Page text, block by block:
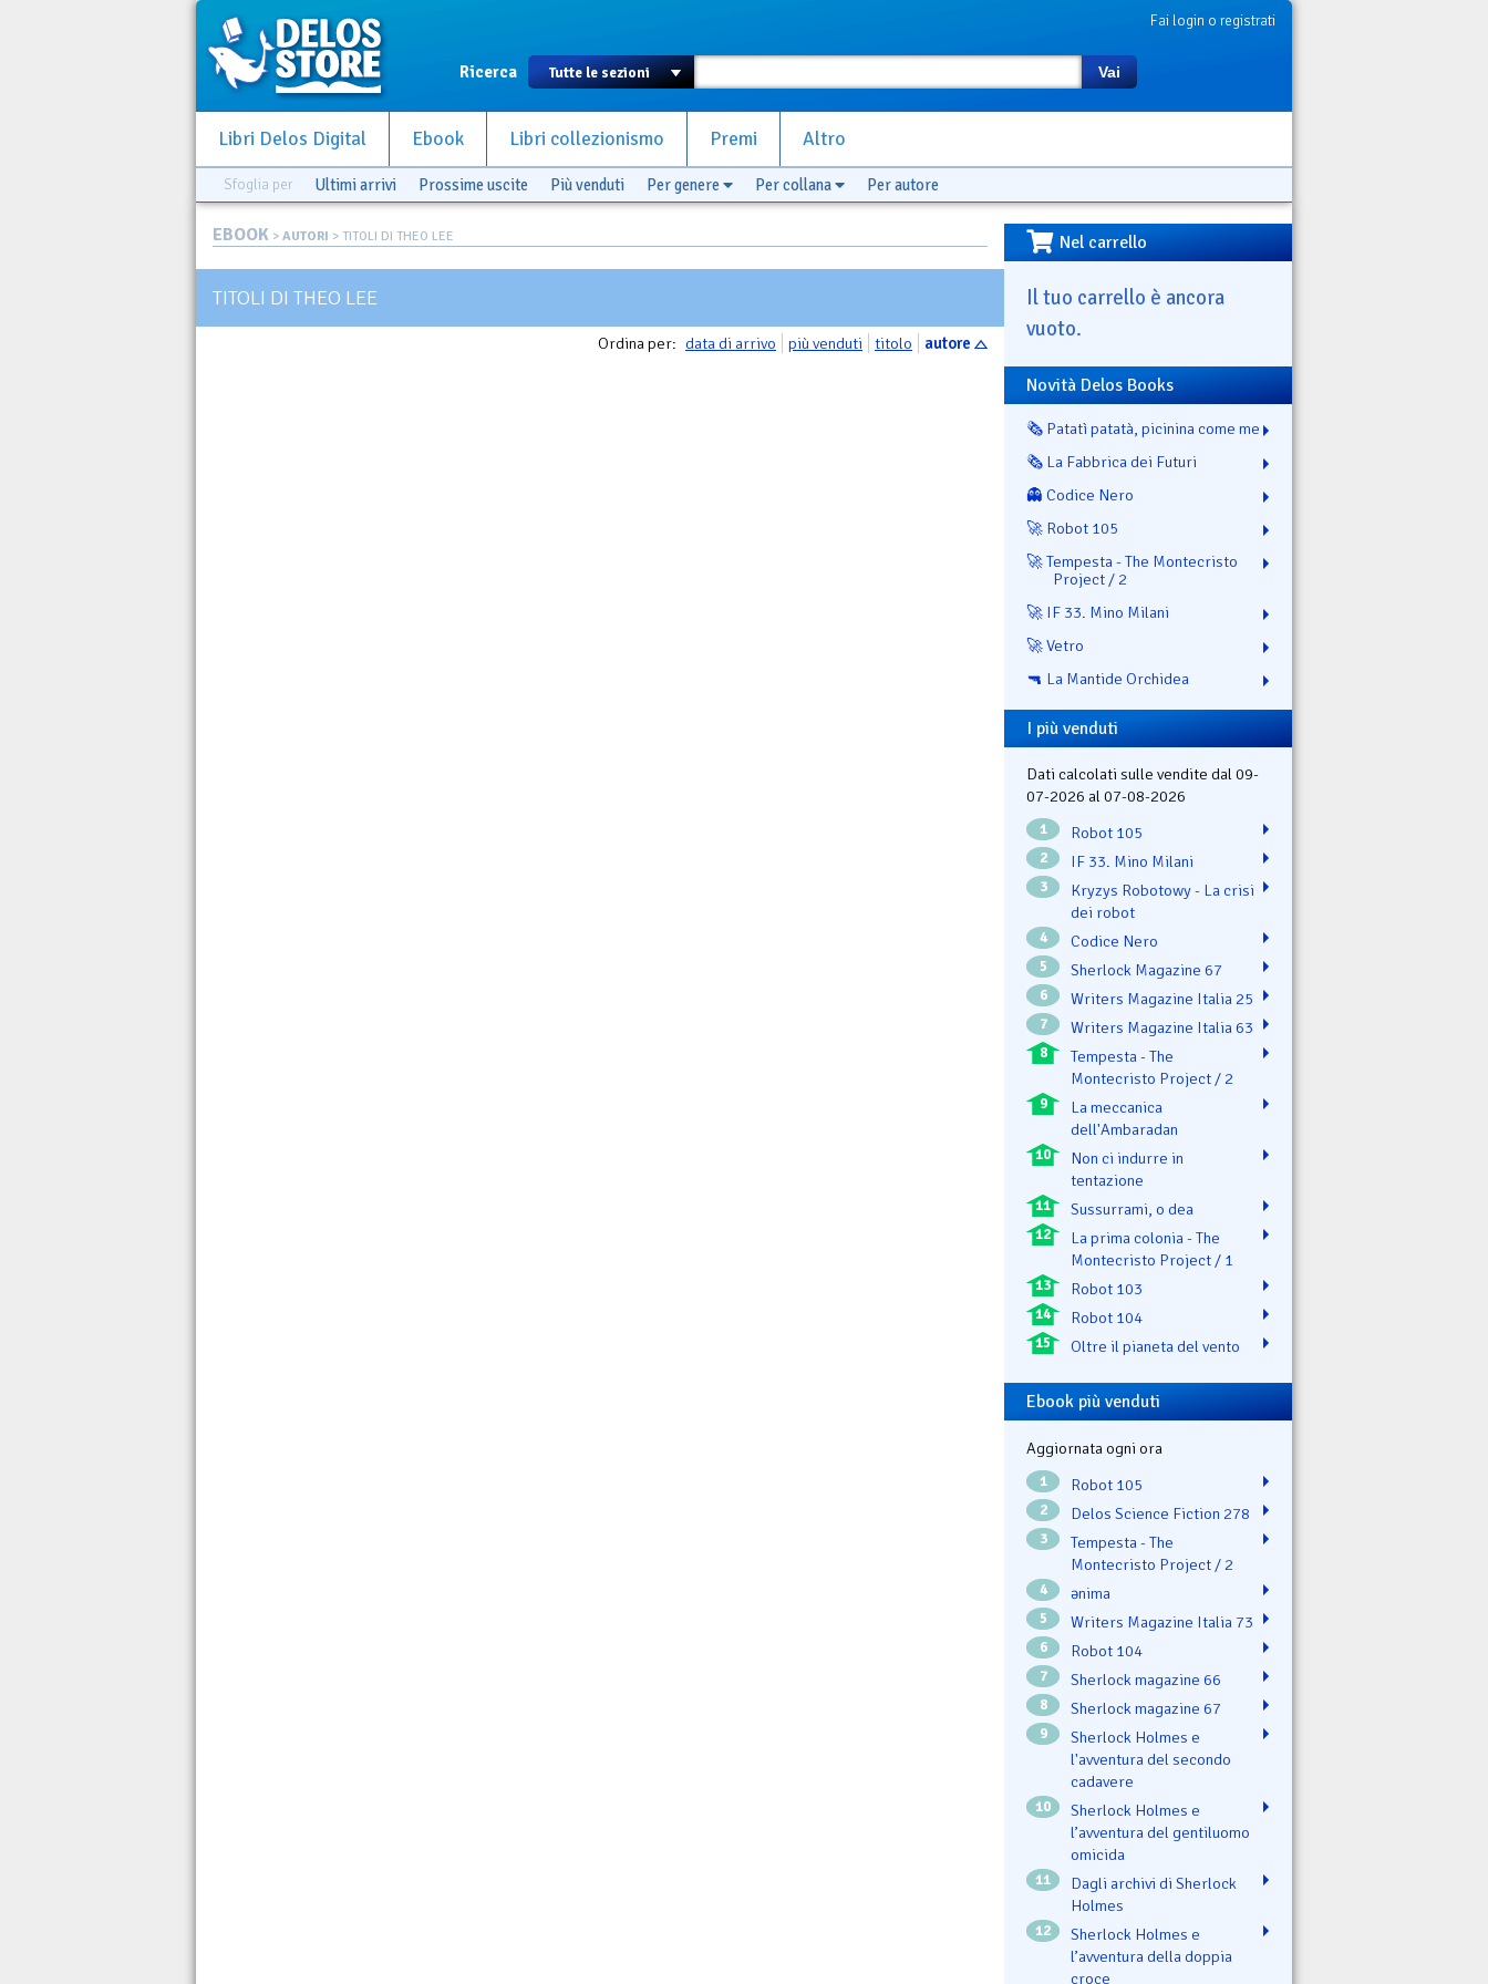
Fai login o registrati
Ricerca Vai
Libri Delos Digital Ebook Libri collezionismo Premi Altro
Sfoglia per Ultimi arrivi Prossime uscite Più venduti Per genere Per collana Per autore
EBOOK > AUTORI > TITOLI DI THEO LEE
TITOLI DI THEO LEE
Ordina per: data di arrivo più venduti titolo autore
Nel carrello
Il tuo carrello è ancora
vuoto.
Novità Delos Books
🗞️ Patatì patatà, picinina come me
🗞️ La Fabbrica dei Futuri
👻 Codice Nero
🚀 Robot 105
🚀 Tempesta - The Montecristo
Project / 2
🚀 IF 33. Mino Milani
🚀 Vetro
🔫 La Mantide Orchidea
I più venduti
Dati calcolati sulle vendite dal 09-
07-2026 al 07-08-2026
1 Robot 105
2 IF 33. Mino Milani
3
Kryzys Robotowy - La crisi
dei robot
4 Codice Nero
5 Sherlock Magazine 67
6 Writers Magazine Italia 25
7 Writers Magazine Italia 63
8
Tempesta - The
Montecristo Project / 2
9
La meccanica
dell'Ambaradan
10
Non ci indurre in
tentazione
11 Sussurrami, o dea
12
La prima colonia - The
Montecristo Project / 1
13 Robot 103
14 Robot 104
15 Oltre il pianeta del vento
Ebook più venduti
Aggiornata ogni ora
1 Robot 105
2 Delos Science Fiction 278
3
Tempesta - The
Montecristo Project / 2
4 ənima
5 Writers Magazine Italia 73
6 Robot 104
7 Sherlock magazine 66
8 Sherlock magazine 67
9
Sherlock Holmes e
l'avventura del secondo
cadavere
10
Sherlock Holmes e
l’avventura del gentiluomo
omicida
11
Dagli archivi di Sherlock
Holmes
12
Sherlock Holmes e
l’avventura della doppia
croce